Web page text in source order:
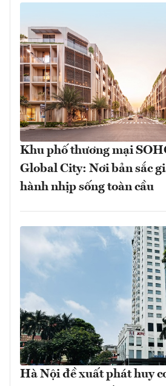
Khu phố thương mại
Global City: Nơi bản sắc
hành nhịp sống toàn cầu
Hà Nội đề xuất phát huy